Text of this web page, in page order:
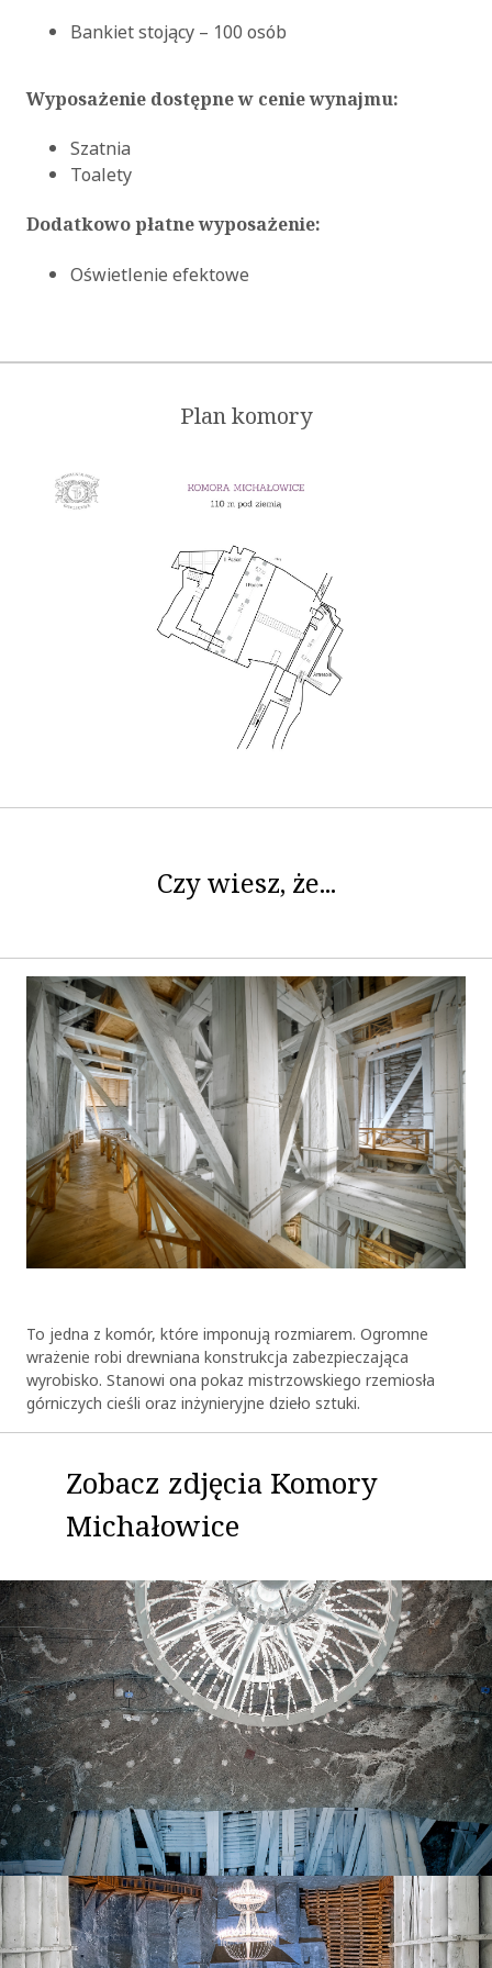
Bankiet stojący – 100 osób
Wyposażenie dostępne w cenie wynajmu:
Szatnia
Toalety
Dodatkowo płatne wyposażenie:
Oświetlenie efektowe
Plan komory
Czy wiesz, że...
To jedna z komór, które imponują rozmiarem. Ogromne
wrażenie robi drewniana konstrukcja zabezpieczająca
wyrobisko. Stanowi ona pokaz mistrzowskiego rzemiosła
górniczych cieśli oraz inżynieryjne dzieło sztuki.
Zobacz zdjęcia Komory
Michałowice
OK